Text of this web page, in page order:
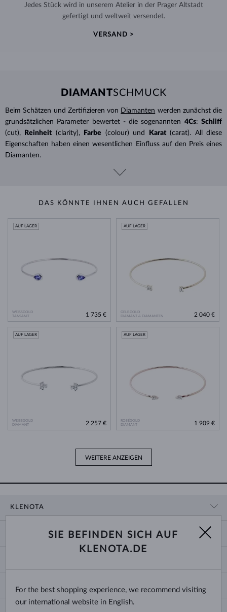
Jedes Stück wird in unserem Atelier in der Prager Altstadt
gefertigt und weltweit versendet.
VERSAND >
DIAMANTSCHMUCK
Beim Schätzen und Zertifizieren von Diamanten werden zunächst die
grundsätzlichen Parameter bewertet - die sogenannten 4Cs: Schliff
(cut),
Reinheit (clarity), Farbe (colour) und Karat (carat). All diese
Eigenschaften haben einen wesentlichen Einfluss auf den Preis eines
Diamanten.
DAS KÖNNTE IHNEN AUCH GEFALLEN
WEISSGOLD
TANSANIT
AUF LAGER
1 735 €
GELBGOLD
DIAMANT & DIAMANTEN
AUF LAGER
2 040 €
WEISSGOLD
DIAMANT
AUF LAGER
2 257 €
ROSÉGOLD
DIAMANT
AUF LAGER
1 909 €
WEITERE ANZEIGEN
KLENOTA
BLOG
ZAHLUNG UND VERSAND
TRAURINGE AUSWÄHLEN
ECHTHEITSZERTIFIKATE
KETTENGRÖSSEN UND -ARTEN
ARMBANDGRÖSSEN
Deutschland & Österreich
SIE BEFINDEN SICH AUF
KLENOTA.DE
For the best shopping experience, we recommend visiting
our international website in English.